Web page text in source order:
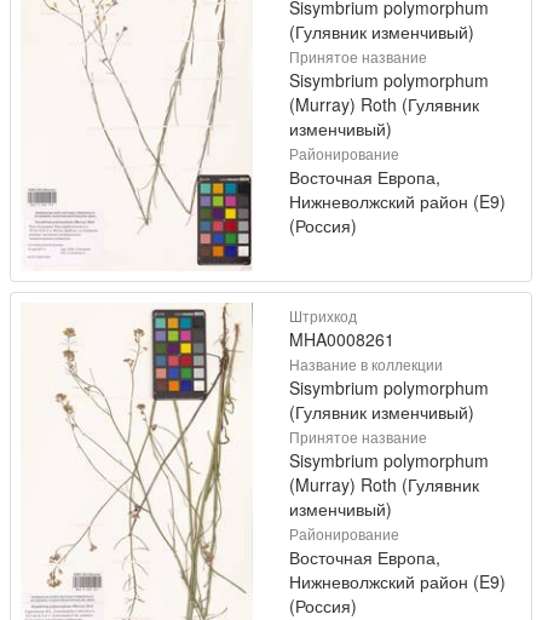
Sisymbrium polymorphum
(Гулявник изменчивый)
Принятое название
Sisymbrium polymorphum
(Murray) Roth (Гулявник
изменчивый)
Районирование
Восточная Европа,
Нижневолжский район (E9)
(Россия)
Штрихкод
MHA0008261
Название в коллекции
Sisymbrium polymorphum
(Гулявник изменчивый)
Принятое название
Sisymbrium polymorphum
(Murray) Roth (Гулявник
изменчивый)
Районирование
Восточная Европа,
Нижневолжский район (E9)
(Россия)